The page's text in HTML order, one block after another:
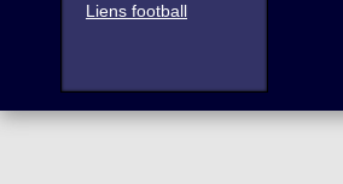
Liens football